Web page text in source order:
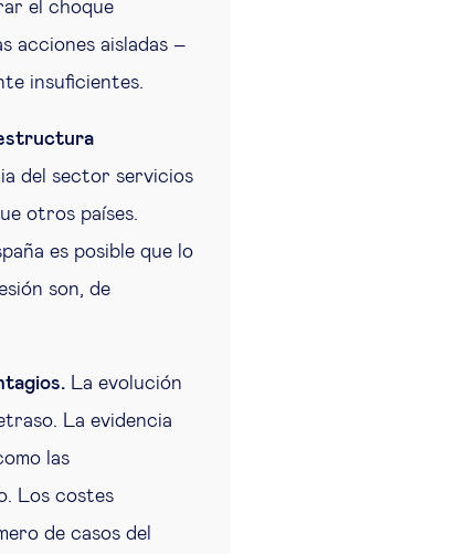
el choque
acciones aisladas –
insuficientes.
estructura
del sector servicios
otros países.
es posible que lo
son, de
La evolución
La evidencia
las
Los costes
de casos del